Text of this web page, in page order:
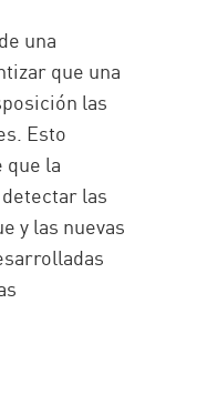
una
que una
las
Esto
que la
las
y las nuevas